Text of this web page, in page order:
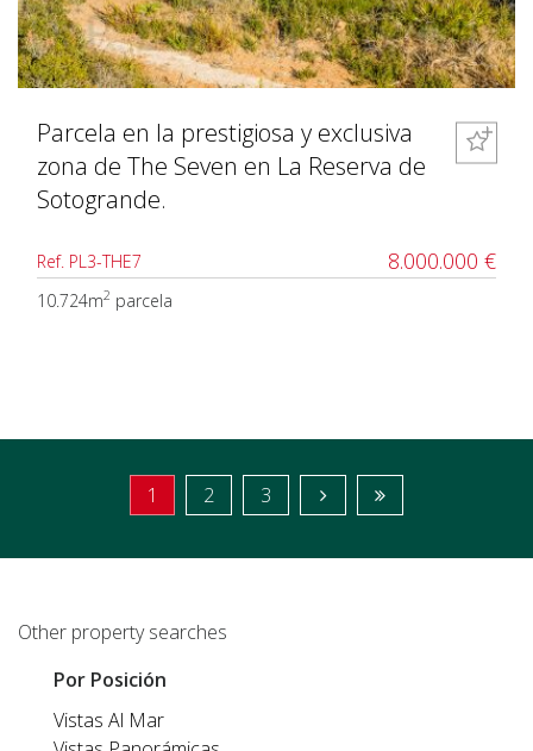
Parcela en la prestigiosa y exclusiva
zona de The Seven en La Reserva de
Sotogrande.
Ref. PL3-THE7 8.000.000 €
10.724m2 parcela
1 2 3
Other property searches
Por Posición
Vistas Al Mar